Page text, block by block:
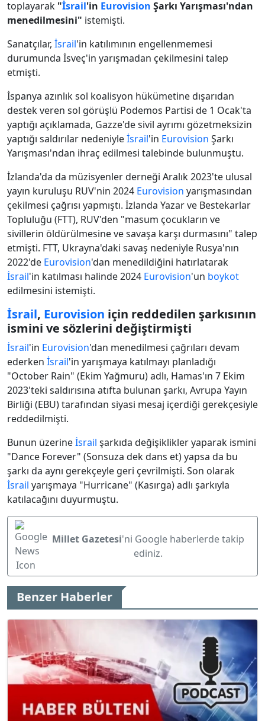
toplayarak "İsrail'in Eurovision Şarkı Yarışması'ndan
menedilmesini" istemişti.
Sanatçılar, İsrail'in katılımının engellenmemesi
durumunda İsveç'in yarışmadan çekilmesini talep
etmişti.
İspanya azınlık sol koalisyon hükümetine dışarıdan
destek veren sol görüşlü Podemos Partisi de 1 Ocak'ta
yaptığı açıklamada, Gazze'de sivil ayrımı gözetmeksizin
yaptığı saldırılar nedeniyleİsrail'in Eurovision Şarkı
Yarışması'ndan ihraç edilmesi talebinde bulunmuştu.
İzlanda'da da müzisyenler derneği Aralık 2023'te ulusal
yayın kuruluşu RUV'nin 2024 Eurovision yarışmasından
çekilmesi çağrısı yapmıştı. İzlanda Yazar ve Bestekarlar
Topluluğu (FTT), RUV'den "masum çocukların ve
sivillerin öldürülmesine ve savaşa karşı durmasını" talep
etmişti. FTT, Ukrayna'daki savaş nedeniyle Rusya'nın
2022'de Eurovision'dan menedildiğini hatırlatarak
İsrail'in katılması halinde 2024 Eurovision'un boykot
edilmesini istemişti.
İsrail, Eurovision için reddedilen şarkısının
ismini ve sözlerini değiştirmişti
İsrail'in Eurovision'dan menedilmesi çağrıları devam
ederken İsrail'in yarışmaya katılmayı planladığı
"October Rain" (Ekim Yağmuru) adlı, Hamas'ın 7 Ekim
2023'teki saldırısına atıfta bulunan şarkı, Avrupa Yayın
Birliği (EBU) tarafından siyasi mesaj içerdiği gerekçesiyle
reddedilmişti.
Bunun üzerineİsrail şarkıda değişiklikler yaparak ismini
"Dance Forever" (Sonsuza dek dans et) yapsa da bu
şarkı da aynı gerekçeyle geri çevrilmişti. Son olarak
İsrail yarışmaya "Hurricane" (Kasırga) adlı şarkıyla
katılacağını duyurmuştu.
Millet Gazetesi'ni Google haberlerde takip
ediniz.
Benzer Haberler